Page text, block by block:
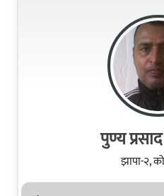
पुण्य
झापा-२,